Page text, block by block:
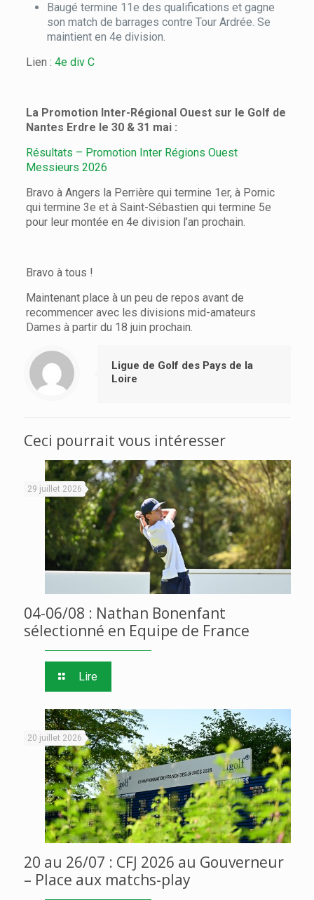
Baugé termine 11e des qualifications et gagne
son match de barrages contre Tour Ardrée. Se
maintient en 4e division.
Lien :4e div C
La Promotion Inter-Régional Ouest sur le Golf de
Nantes Erdre le 30 & 31 mai :
Résultats – Promotion Inter Régions Ouest
Messieurs 2026
Bravo à Angers la Perrière qui termine 1er, à Pornic
qui termine 3e et à Saint-Sébastien qui termine 5e
pour leur montée en 4e division l’an prochain.
Bravo à tous !
Maintenant place à un peu de repos avant de
recommencer avec les divisions mid-amateurs
Dames à partir du 18 juin prochain.
Ligue de Golf des Pays de la
Loire
Ceci pourrait vous intéresser
29 juillet 2026
04-06/08 : Nathan Bonenfant
sélectionné en Equipe de France
Lire
20 juillet 2026
20 au 26/07 : CFJ 2026 au Gouverneur
– Place aux matchs-play